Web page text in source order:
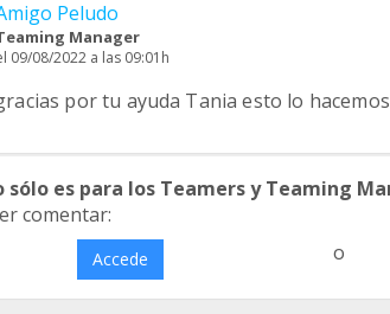
Peludo
Manager
09/08/2022 a las 09:01h
por tu ayuda Tania esto lo
sólo es para los Teamers y Teaming
comentar:
Accede o